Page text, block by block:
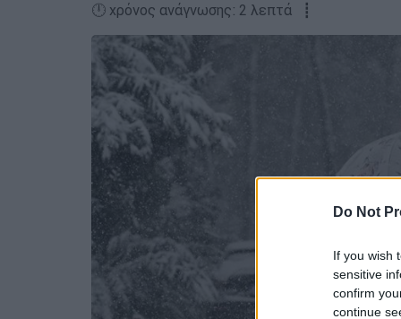
Do Not
If you wish
sensitive
confirm
continue
🕛 χρόνος ανάγνωσης: 2 λεπτά ┋